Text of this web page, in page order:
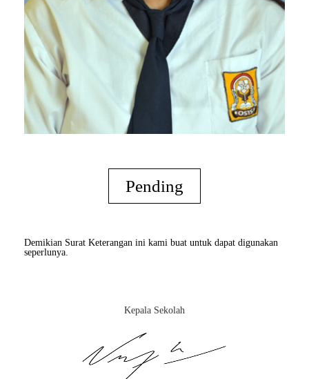
Pending
Demikian Surat Keterangan ini kami buat untuk dapat digunakan
seperlunya.
Kepala Sekolah